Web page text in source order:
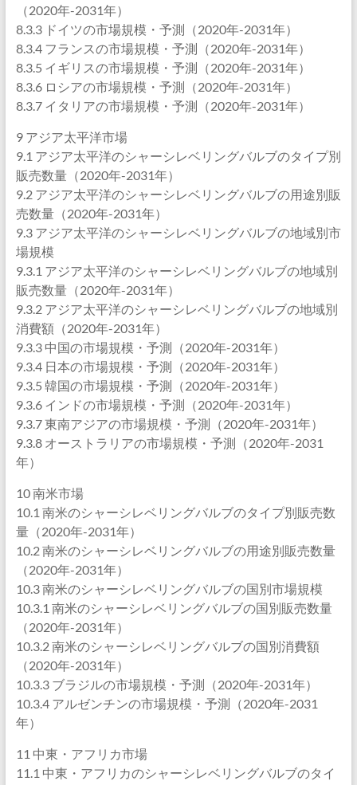
（2020年-2031年）
8.3.3 ドイツの市場規模・予測（2020年-2031年）
8.3.4 フランスの市場規模・予測（2020年-2031年）
8.3.5 イギリスの市場規模・予測（2020年-2031年）
8.3.6 ロシアの市場規模・予測（2020年-2031年）
8.3.7 イタリアの市場規模・予測（2020年-2031年）
9 アジア太平洋市場
9.1 アジア太平洋のシャーシレベリングバルブのタイプ別
販売数量（2020年-2031年）
9.2 アジア太平洋のシャーシレベリングバルブの用途別販
売数量（2020年-2031年）
9.3 アジア太平洋のシャーシレベリングバルブの地域別市
場規模
9.3.1 アジア太平洋のシャーシレベリングバルブの地域別
販売数量（2020年-2031年）
9.3.2 アジア太平洋のシャーシレベリングバルブの地域別
消費額（2020年-2031年）
9.3.3 中国の市場規模・予測（2020年-2031年）
9.3.4 日本の市場規模・予測（2020年-2031年）
9.3.5 韓国の市場規模・予測（2020年-2031年）
9.3.6 インドの市場規模・予測（2020年-2031年）
9.3.7 東南アジアの市場規模・予測（2020年-2031年）
9.3.8 オーストラリアの市場規模・予測（2020年-2031
年）
10 南米市場
10.1 南米のシャーシレベリングバルブのタイプ別販売数
量（2020年-2031年）
10.2 南米のシャーシレベリングバルブの用途別販売数量
（2020年-2031年）
10.3 南米のシャーシレベリングバルブの国別市場規模
10.3.1 南米のシャーシレベリングバルブの国別販売数量
（2020年-2031年）
10.3.2 南米のシャーシレベリングバルブの国別消費額
（2020年-2031年）
10.3.3 ブラジルの市場規模・予測（2020年-2031年）
10.3.4 アルゼンチンの市場規模・予測（2020年-2031
年）
11 中東・アフリカ市場
11.1 中東・アフリカのシャーシレベリングバルブのタイ